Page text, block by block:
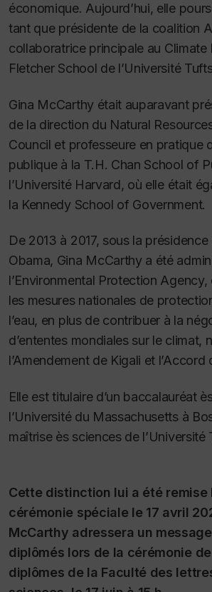
économique. Aujourd’hui, elle
tant que présidente de la coalition
collaboratrice principale au
Fletcher School de l’Université
Gina McCarthy était auparavant
de la direction du Natural
Council et professeure en pratique
publique à la T.H. Chan School of
l’Université Harvard, où elle était
la Kennedy School of Government.
De 2013 à 2017, sous la
Obama, Gina McCarthy a été
l’Environmental Protection
les mesures nationales de
l’eau, en plus de contribuer à la
d’ententes mondiales sur le climat,
l’Amendement de Kigali et l’Accord
Elle est titulaire d’un baccalauréat
l’Université du Massachusetts à
maîtrise ès sciences de l’Université
Cette distinction lui a été remise
cérémonie spéciale le 17 avril
McCarthy adressera un
diplômés lors de la cérémonie
diplômes de la Faculté des